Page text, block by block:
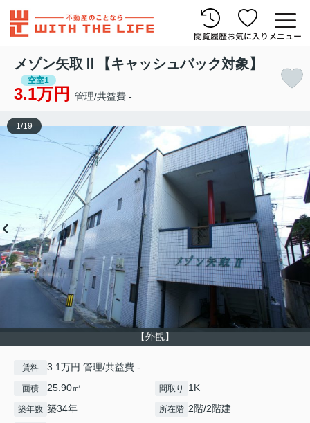
閲覧履歴お気に入り メニュー
メゾン矢取Ⅱ【キャッシュバック対象】
空室1
3.1万円 管理/共益費 -
【外観】
1/19
賃料 3.1万円 管理/共益費 -
面積 25.90㎡ 間取り 1K
築年数 築34年 所在階 2階/2階建